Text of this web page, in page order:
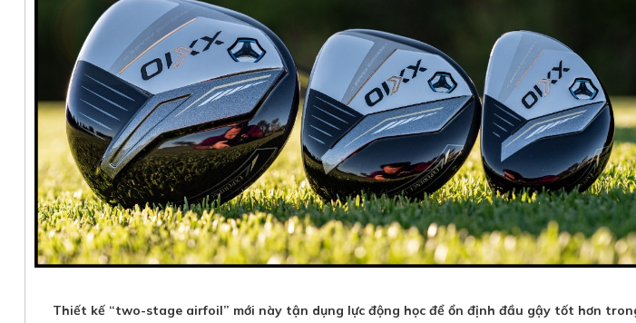
Thiết kế “two-stage airfoil” mới này tận dụng lực động học để ổn định đầu gậy tốt hơn